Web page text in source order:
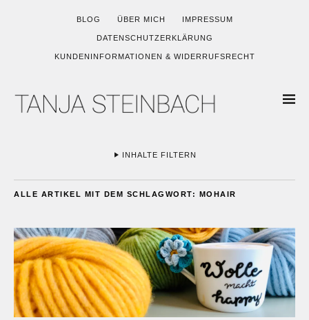
BLOG ÜBER MICH IMPRESSUM
DATENSCHUTZERKLÄRUNG
KUNDENINFORMATIONEN & WIDERRUFSRECHT
INHALTE FILTERN
ALLE ARTIKEL MIT DEM SCHLAGWORT: MOHAIR